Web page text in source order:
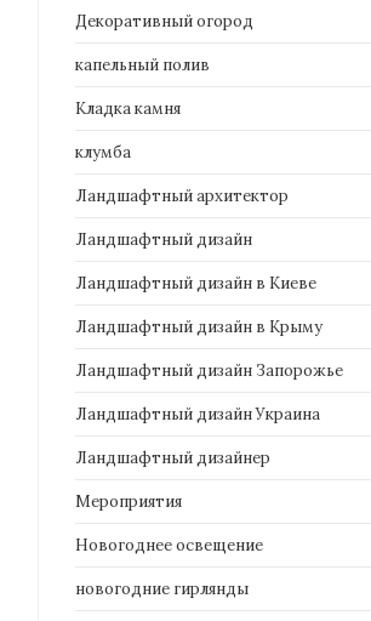
Декоративный огород
капельный полив
Кладка камня
клумба
Ландшафтный архитектор
Ландшафтный дизайн
Ландшафтный дизайн в Киеве
Ландшафтный дизайн в Крыму
Ландшафтный дизайн Запорожье
Ландшафтный дизайн Украина
Ландшафтный дизайнер
Мероприятия
Новогоднее освещение
новогодние гирлянды